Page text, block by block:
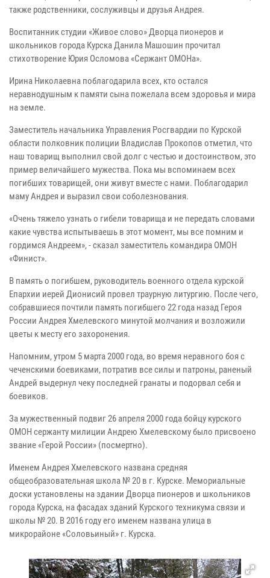
также родственники, сослуживцы и друзья Андрея.
Воспитанник студии «Живое слово» Дворца пионеров и
школьников города Курска Данила Машошин прочитал
стихотворение Юрия Осломова «Сержант ОМОНа».
Ирина Николаевна поблагодарила всех, кто остался
неравнодушным к памяти сына пожелала всем здоровья и мира
на земле.
Заместитель начальника Управления Росгвардии по Курской
области полковник полиции Владислав Прокопов отметил, что
наш товарищ выполнил свой долг с честью и достоинством, это
пример величайшего мужества. Пока мы вспоминаем всех
погибших товарищей, они живут вместе с нами. Поблагодарил
маму Андрея и выразил свои соболезнования.
«Очень тяжело узнать о гибели товарища и не передать словами
какие чувства испытываешь в этот момент, мы все помним и
гордимся Андреем», - сказал заместитель командира ОМОН
«Финист».
В память о погибшем, руководитель военного отдела курской
Епархии иерей Дионисий провел траурную литургию. После чего,
собравшиеся почтили память погибшего 22 года назад Героя
России Андрея Хмелевского минутой молчания и возложили
цветы к месту его захоронения.
Напомним, утром 5 марта 2000 года, во время неравного боя с
чеченскими боевиками, потратив все силы и патроны, раненый
Андрей выдернул чеку последней гранаты и подорвал себя и
боевиков.
За мужественный подвиг 26 апреля 2000 года бойцу курского
ОМОН сержанту милиции Андрею Хмелевскому было присвоено
звание «Герой России» (посмертно).
Именем Андрея Хмелевского названа средняя
общеобразовательная школа № 20 в г. Курске. Мемориальные
доски установлены на здании Дворца пионеров и школьников
города Курска, на фасадах зданий Курского техникума связи и
школы № 20. В 2016 году его именем названа улица в
микрорайоне «Соловьиный» г. Курска.